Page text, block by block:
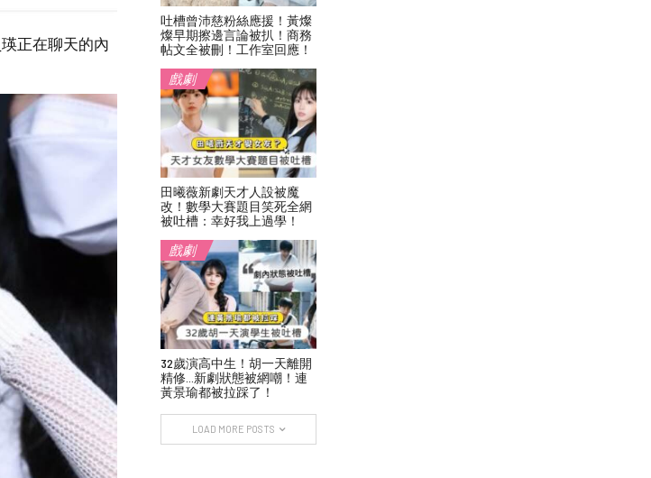
正在聊天的內
吐槽曾沛慈粉絲應援！黃燦
燦早期擦邊言論被扒！商務
帖文全被刪！工作室回應！
戲劇
田曦薇新劇天才人設被魔
改！數學大賽題目笑死全網
被吐槽：幸好我上過學！
戲劇
32歲演高中生！胡一天離開
精修…新劇狀態被網嘲！連
黃景瑜都被拉踩了！
LOAD MORE POSTS